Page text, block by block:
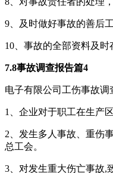
9、及时做好事故的善后
10、事故的全部资料及时
7.8事故调查报告篇4
电子有限公司工伤事故调
1、企业对于职工在生产
2、发生多人事故、重伤
总工会。
3、对发生重大伤亡事故,